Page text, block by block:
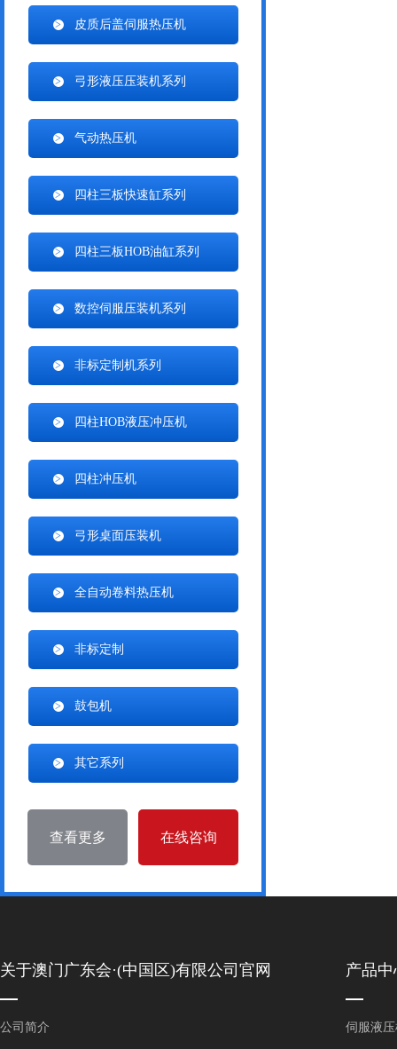
皮质后盖伺服热压机
弓形液压压装机系列
气动热压机
四柱三板快速缸系列
四柱三板HOB油缸系列
数控伺服压装机系列
非标定制机系列
四柱HOB液压冲压机
四柱冲压机
弓形桌面压装机
全自动卷料热压机
非标定制
鼓包机
其它系列
查看更多 在线咨询
关于澳门广东会·(中国区)有限公司官网
公司简介
产品中
伺服液